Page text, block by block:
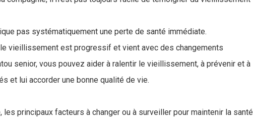
pas systématiquement une perte de santé immédiate.
vieillissement est progressif et vient avec des changements
senior, vous pouvez aider à ralentir le vieillissement, à prévenir et à
et lui accorder une bonne qualité de vie.
principaux facteurs à changer ou à surveiller pour maintenir la santé